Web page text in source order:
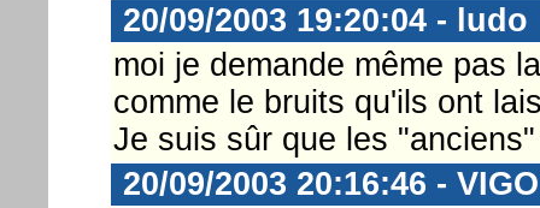
20/09/2003 19:20:04 - ludo
moi je demande même pas
comme le bruits qu'ils ont
Je suis sûr que les
20/09/2003 20:16:46 - VIGO